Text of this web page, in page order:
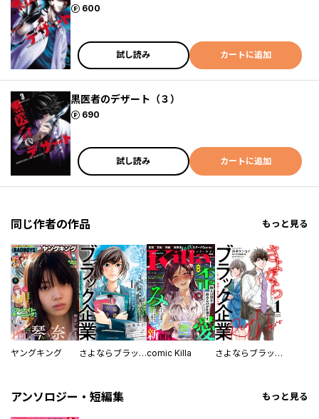
600
ポイント
試し読み カートに追加
黒医者のデザート（３）
690
ポイント
試し読み カートに追加
同じ作者の作品 もっと見る
ヤングキング さよならブラック企業 働く人の最後の砦「退職代行」comic Killa さよならブラック企業 ～ヒーロー弁護士 如月樹の本懐～
アンソロジー・短編集 もっと見る